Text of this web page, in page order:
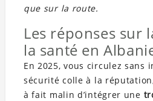
que sur la route.
Les réponses sur
la santé en
En 2025, vous circulez sans
sécurité colle à la
à fait malin d’intégrer une